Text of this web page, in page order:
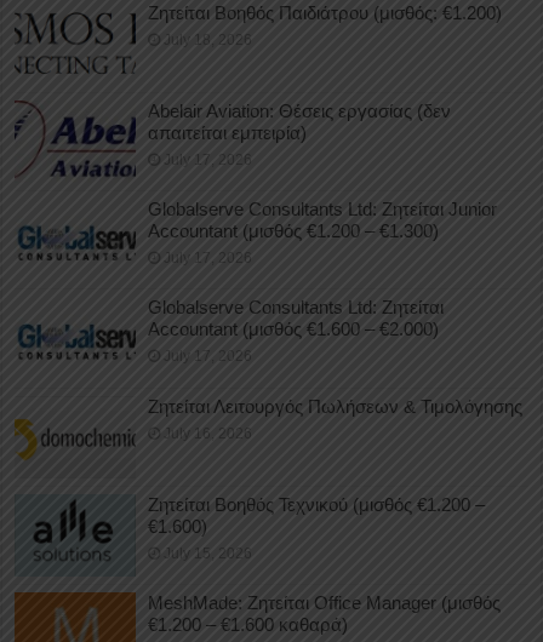
Ζητείται Βοηθός Παιδιάτρου (μισθός: €1.200)
July 18, 2026
Abelair Aviation: Θέσεις εργασίας (δεν
απαιτείται εμπειρία)
July 17, 2026
Globalserve Consultants Ltd: Ζητείται Junior
Accountant (μισθός €1.200 – €1.300)
July 17, 2026
Globalserve Consultants Ltd: Ζητείται
Accountant (μισθός €1.600 – €2.000)
July 17, 2026
Ζητείται Λειτουργός Πωλήσεων & Τιμολόγησης
July 16, 2026
Ζητείται Βοηθός Τεχνικού (μισθός €1.200 –
€1.600)
July 15, 2026
MeshMade: Ζητείται Office Manager (μισθός
€1.200 – €1.600 καθαρά)